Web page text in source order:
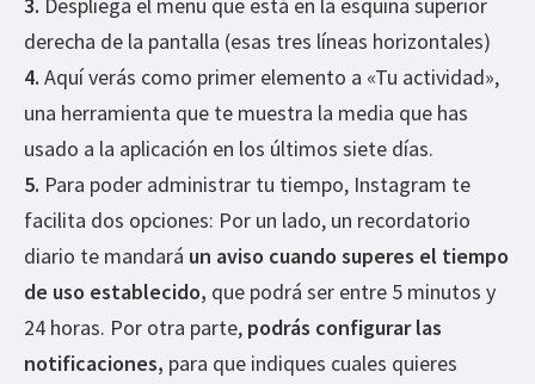
derecha de la pantalla (esas tres líneas horizontales)
4. Aquí verás como primer elemento a «Tu actividad»,
una herramienta que te muestra la media que has
usado a la aplicación en los últimos siete días.
5. Para poder administrar tu tiempo, Instagram te
facilita dos opciones: Por un lado, un recordatorio
diario te mandará un aviso cuando superes el tiempo
de uso establecido, que podrá ser entre 5 minutos y
24 horas. Por otra parte, podrás configurar las
notificaciones, para que indiques cuales quieres